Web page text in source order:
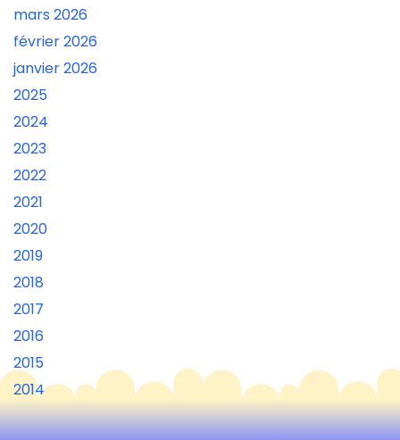
mars 2026
février 2026
janvier 2026
2025
2024
2023
2022
2021
2020
2019
2018
2017
2016
2015
2014